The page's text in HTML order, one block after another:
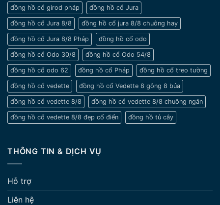
đồng hồ cổ girod pháp đồng hồ cổ Jura
đồng hồ cổ Jura 8/8 đồng hồ cổ jura 8/8 chuông hay
đồng hồ cổ Jura 8/8 Pháp đồng hồ cổ odo
đồng hồ cổ Odo 30/8 đồng hồ cổ Odo 54/8
đồng hồ cổ odo 62 đồng hồ cổ Pháp đồng hồ cổ treo tường
đồng hồ cổ vedette đồng hồ cổ Vedette 8 gông 8 búa
đồng hồ cổ vedette 8/8 đồng hồ cổ vedette 8/8 chuông ngân
đồng hồ cổ vedette 8/8 đẹp cổ điển đồng hồ tủ cây
THÔNG TIN & DỊCH VỤ
Hỗ trợ
Liên hệ